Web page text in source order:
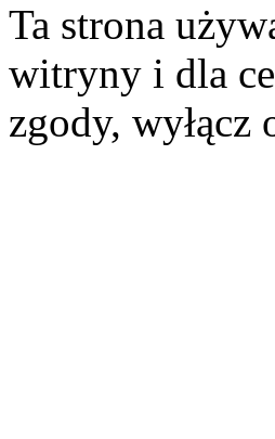
Ta strona
witryny i dla
zgody, wyłącz